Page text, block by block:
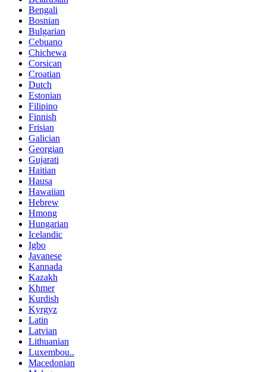
Bengali
Bosnian
Bulgarian
Cebuano
Chichewa
Corsican
Croatian
Dutch
Estonian
Filipino
Finnish
Frisian
Galician
Georgian
Gujarati
Haitian
Hausa
Hawaiian
Hebrew
Hmong
Hungarian
Icelandic
Igbo
Javanese
Kannada
Kazakh
Khmer
Kurdish
Kyrgyz
Latin
Latvian
Lithuanian
Luxembou..
Macedonian